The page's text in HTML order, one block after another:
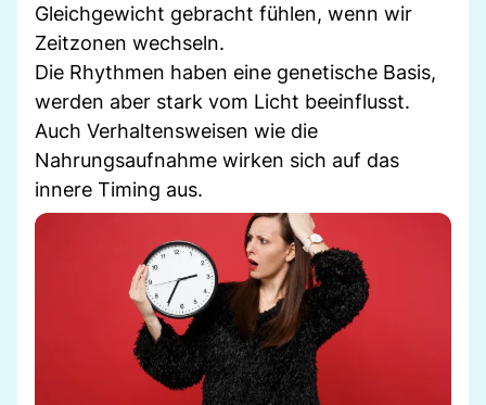
Gleichgewicht gebracht fühlen, wenn wir
Zeitzonen wechseln.
Die Rhythmen haben eine genetische Basis,
werden aber stark vom Licht beeinflusst.
Auch Verhaltensweisen wie die
Nahrungsaufnahme wirken sich auf das
innere Timing aus.